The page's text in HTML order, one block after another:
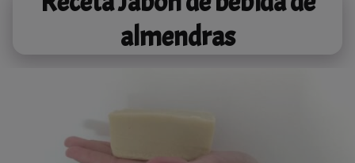
almendras